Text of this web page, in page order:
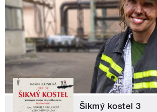
Šikmý kostel 3